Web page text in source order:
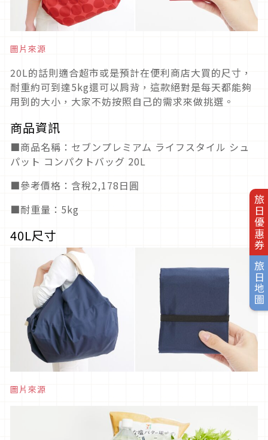
旅日優惠券
旅日地圖
圖片來源
20L的話則適合超市或是預計在便利商店大買的尺寸，
耐重約可到達5kg還可以肩背，這款絕對是每天都能夠
用到的大小，大家不妨按照自己的需求來做挑選。
商品資訊
■商品名稱：セブンプレミアム ライフスタイル シュ
パット コンパクトバッグ 20L
■參考價格：含稅2,178日圓
■耐重量：5kg
40L尺寸
圖片來源